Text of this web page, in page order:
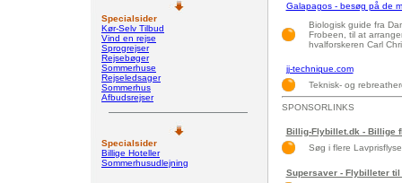
Specialsider
Kør-Selv Tilbud
Vind en rejse
Sprogrejser
Rejsebøger
Sommerhuse
Rejseledsager
Sommerhus
Afbudsrejser
Specialsider
Billige Hoteller
Sommerhusudlejning
Galapagos - besøg på de
Biologisk guide fra
Frobeen, til at
hvalforskeren Carl
jj-technique.com
Teknisk- og
SPONSORLINKS
Billig-Flybillet.dk - Billige
Søg i flere
Supersaver - Flybilleter